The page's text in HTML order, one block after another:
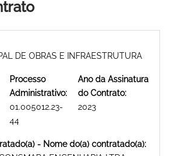
DE OBRAS E INFRAESTRUTURA
Processo
Administrativo:
01.005012.23-
44
Ano da Assinatura
do Contrato:
2023
- Nome do(a) contratado(a):